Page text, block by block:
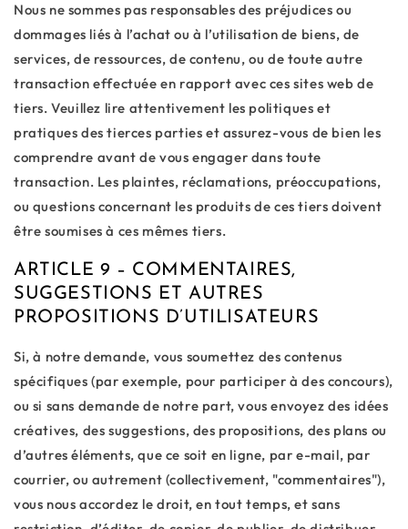
Nous ne sommes pas responsables des préjudices ou
dommages liés à l’achat ou à l’utilisation de biens, de
services, de ressources, de contenu, ou de toute autre
transaction effectuée en rapport avec ces sites web de
tiers. Veuillez lire attentivement les politiques et
pratiques des tierces parties et assurez-vous de bien les
comprendre avant de vous engager dans toute
transaction. Les plaintes, réclamations, préoccupations,
ou questions concernant les produits de ces tiers doivent
être soumises à ces mêmes tiers.
ARTICLE 9 – COMMENTAIRES,
SUGGESTIONS ET AUTRES
PROPOSITIONS D’UTILISATEURS
Si, à notre demande, vous soumettez des contenus
spécifiques (par exemple, pour participer à des concours),
ou si sans demande de notre part, vous envoyez des idées
créatives, des suggestions, des propositions, des plans ou
d’autres éléments, que ce soit en ligne, par e-mail, par
courrier, ou autrement (collectivement, "commentaires"),
vous nous accordez le droit, en tout temps, et sans